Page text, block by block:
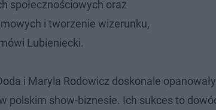
społecznościowych oraz
i tworzenie wizerunku,
Lubieniecki.
i Maryla Rodowicz doskonale
polskim show-biznesie. Ich sukces to